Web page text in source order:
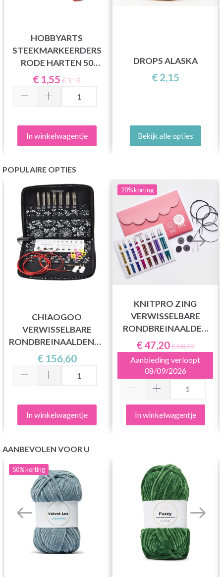
HOBBYARTS
STEEKMARKEERDERS
RODE HARTEN 50
STUKS
€ 1,55 € 3,15
In winkelwagentje
DROPS ALASKA
€ 2,15
Bekijk alle opties
POPULAIRE OPTIES
CHIAOGOO
VERWISSELBARE
RONDBREINAALDENSET
TWIST RED LACE,
SMALL, 13 CM
€ 156,60
In winkelwagentje
20%korting
KNITPRO ZING
VERWISSELBARE
RONDBREINAALDEN
SET DELUXE
€ 47,20€ 58,99
Aanbieding verloopt
08/09/2026
In winkelwagentje
AANBEVOLEN VOOR U
50%korting